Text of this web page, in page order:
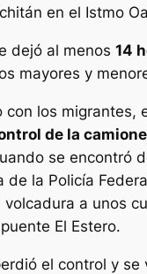
en el Istmo
dejó al menos 14
mayores y
con los migrantes,
de la
se encontró
de la Policía
volcadura a unos
El Estero.
el control y se